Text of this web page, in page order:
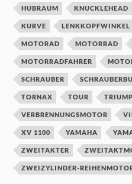
HUBRAUM KNUCKLEHEAD
KURVE LENKKOPFWINKEL
MOTORAD MOTORRAD
MOTORRADFAHRER
SCHRAUBER
TORNAX TOUR
VERBRENNUNGSMOTOR
XV 1100 YAMAHA
ZWEITAKTER
ZWEIZYLINDER-